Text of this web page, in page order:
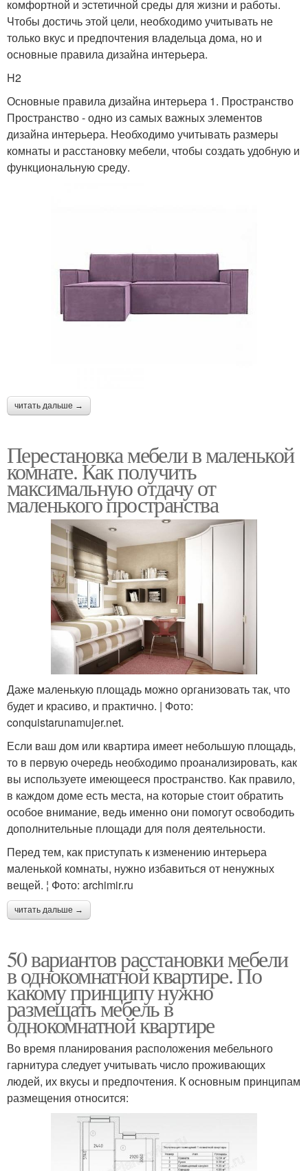
комфортной и эстетичной среды для жизни и работы.
Чтобы достичь этой цели, необходимо учитывать не
только вкус и предпочтения владельца дома, но и
основные правила дизайна интерьера.
H2
Основные правила дизайна интерьера 1. Пространство
Пространство - одно из самых важных элементов
дизайна интерьера. Необходимо учитывать размеры
комнаты и расстановку мебели, чтобы создать удобную и
функциональную среду.
читать дальше →
Перестановка мебели в маленькой
комнате. Как получить
максимальную отдачу от
маленького пространства
Даже маленькую площадь можно организовать так, что
будет и красиво, и практично. | Фото:
conquistarunamujer.net.
Если ваш дом или квартира имеет небольшую площадь,
то в первую очередь необходимо проанализировать, как
вы используете имеющееся пространство. Как правило,
в каждом доме есть места, на которые стоит обратить
особое внимание, ведь именно они помогут освободить
дополнительные площади для поля деятельности.
Перед тем, как приступать к изменению интерьера
маленькой комнаты, нужно избавиться от ненужных
вещей. ¦ Фото: archimir.ru
читать дальше →
50 вариантов расстановки мебели
в однокомнатной квартире. По
какому принципу нужно
размещать мебель в
однокомнатной квартире
Во время планирования расположения мебельного
гарнитура следует учитывать число проживающих
людей, их вкусы и предпочтения. К основным принципам
размещения относится: